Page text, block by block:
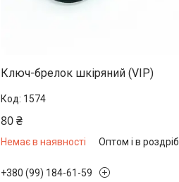
Ключ-брелок шкіряний (VIP)
1574
80 ₴
Немає в наявності Оптом і в роздріб
+380 (99) 184-61-59